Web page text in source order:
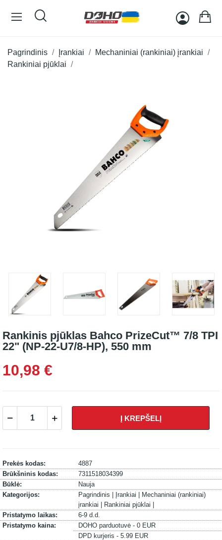
Pagrindinis Įrankiai
Mechaniniai (rankiniai) įrankiai
Rankiniai pjūklai
Rankinis pjūklas Bahco PrizeCut™ 7/8 TPI
22" (NP-22-U7/8-HP), 550 mm
10,98 €
Į KREPŠELĮ
Prekės kodas:
4887
Brūkšninis kodas:
7311518034399
Būklė:
Nauja
Kategorijos:
Pagrindinis | Įrankiai |
Mechaniniai (rankiniai)
įrankiai |
Rankiniai pjūklai |
Pristatymo laikas:
6-9 d.d.
Pristatymo kaina:
DOHO parduotuvė - 0 EUR
DPD kurjeris - 5.99 EUR